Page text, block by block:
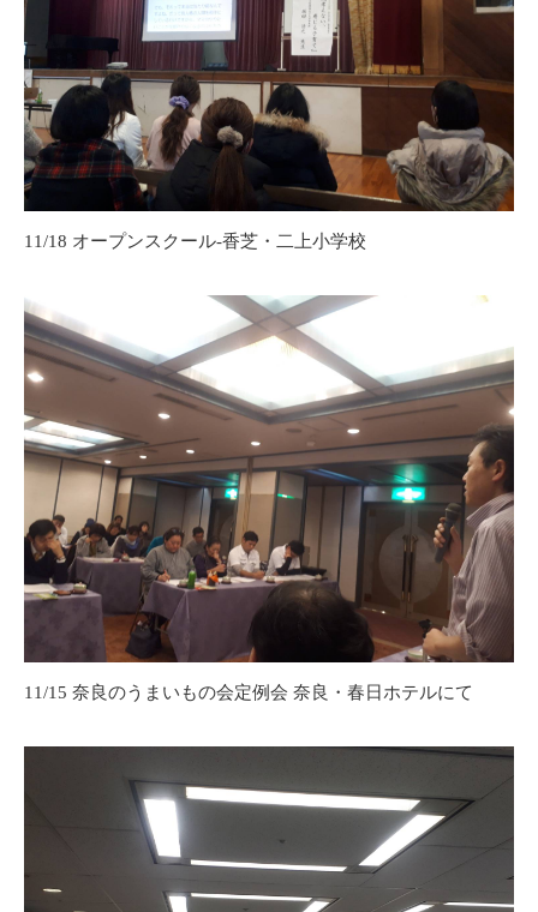
11/18 オープンスクール-香芝・二上小学校
11/15 奈良のうまいもの会定例会 奈良・春日ホテルにて